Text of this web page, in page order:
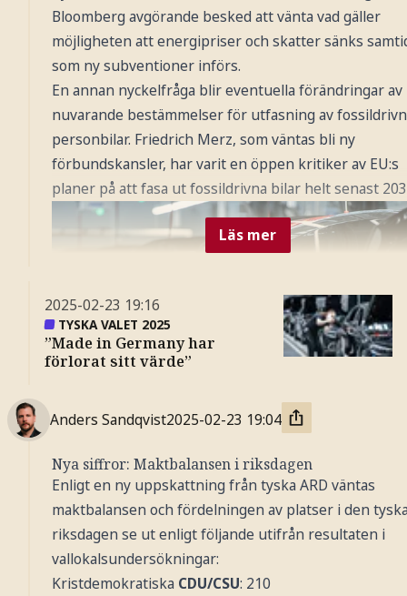
Bloomberg avgörande besked att vänta vad gäller
möjligheten att energipriser och skatter sänks
som ny subventioner införs.
En annan nyckelfråga blir eventuella förändringar av
nuvarande bestämmelser för utfasning av
personbilar. Friedrich Merz, som väntas bli ny
förbundskansler, har varit en öppen kritiker av EU:s
planer på att fasa ut fossildrivna bilar helt senast
Foto: AP / TT Nyhetsbyrån
Läs mer
2025-02-23 19:16
TYSKA VALET 2025
”Made in Germany har
förlorat sitt värde”
Anders Sandqvist2025-02-23 19:04
Nya siffror: Maktbalansen i riksdagen
Enligt en ny uppskattning från tyska ARD väntas
maktbalansen och fördelningen av platser i den
riksdagen se ut enligt följande utifrån resultaten i
vallokalsundersökningar:
Kristdemokratiska CDU/CSU: 210